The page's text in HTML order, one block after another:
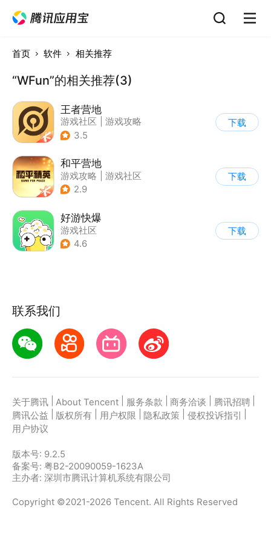
首页 软件 相关推荐
“WFun”的相关推荐(3)
王者营地
游戏社区
游戏攻略
3.5
下载
和平营地
游戏攻略
游戏社区
2.9
下载
好游快爆
游戏社区
4.6
下载
联系我们
关于腾讯 About Tencent 服务条款 商务洽谈 腾讯招聘
腾讯公益
版权所有 用户权限 隐私政策 侵权投诉指引
用户协议
版本号: 9.2.5
备案号: 粤B2-20090059-1623A
主办者: 深圳市腾讯计算机系统有限公司
Copyright ©2021-2026 Tencent. All Rights Reserved